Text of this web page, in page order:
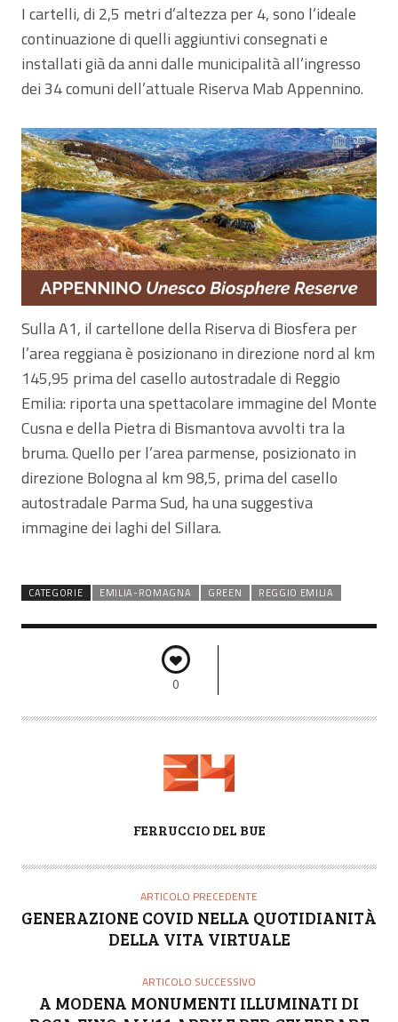
I cartelli, di 2,5 metri d’altezza per 4, sono l’ideale
continuazione di quelli aggiuntivi consegnati e
installati già da anni dalle municipalità all’ingresso
dei 34 comuni dell’attuale Riserva Mab Appennino.
Sulla A1, il cartellone della Riserva di Biosfera per
l’area reggiana è posizionano in direzione nord al km
145,95 prima del casello autostradale di Reggio
Emilia: riporta una spettacolare immagine del Monte
Cusna e della Pietra di Bismantova avvolti tra la
bruma. Quello per l’area parmense, posizionato in
direzione Bologna al km 98,5, prima del casello
autostradale Parma Sud, ha una suggestiva
immagine dei laghi del Sillara.
CATEGORIE EMILIA-ROMAGNA GREEN REGGIO EMILIA
0
T
R
FERRUCCIO DEL BUE
ARTICOLO PRECEDENTE
GENERAZIONE COVID NELLA QUOTIDIANITÀ
DELLA VITA VIRTUALE
ARTICOLO SUCCESSIVO
A MODENA MONUMENTI ILLUMINATI DI